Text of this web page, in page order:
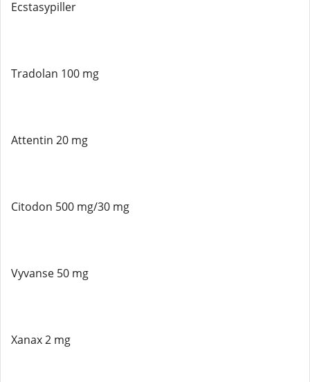
Ecstasypiller
Tradolan 100 mg
Attentin 20 mg
Citodon 500 mg/30 mg
Vyvanse 50 mg
Xanax 2 mg